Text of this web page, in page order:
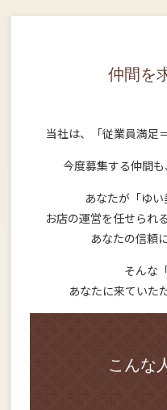
仲間を
当社は、「従業員満足
今度募集する仲間も
あなたが「ゆい
お店の運営を任せられ
あなたの信頼
そんな
あなたに来ていた
こんな